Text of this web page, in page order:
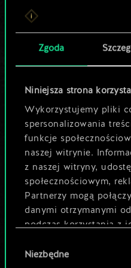
Zgoda
Niniejsza strona
Wykorzystujemy pliki
spersonalizowania
funkcje
naszej witrynie.
z naszej witryny,
społecznościowym,
Partnerzy mogą
danymi otrzymanymi
podczas korzystania z
używanie plików cookie.
zgody
Niezbędne
Lubisz
Pomóż
Nazwij talię i